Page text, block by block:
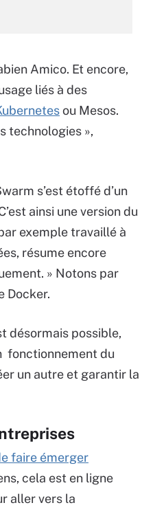
Amico. Et encore,
liés à des
ou Mesos.
technologies »,
s’est étoffé d’un
ainsi une version du
exemple travaillé à
résume encore
» Notons par
Docker.
désormais possible,
fonctionnement du
un autre et garantir la
faire émerger
cela est en ligne
aller vers la